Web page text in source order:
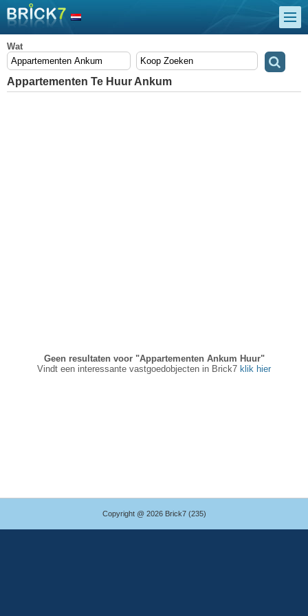
Wat
Appartementen Te Huur Ankum
Geen resultaten voor "Appartementen Ankum Huur"
Vindt een interessante vastgoedobjecten in Brick7 klik hier
Copyright @ 2026 Brick7 (235)